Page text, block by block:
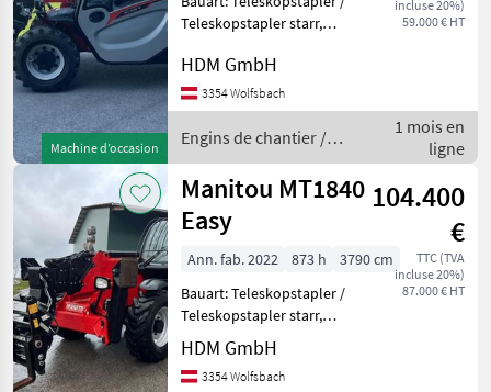
Machine d’occasion
incluse 20%)
59.000 € HT
Teleskopstapler starr,
5850mm, Bauhöhe:
1920mm, Beschreibung: Der
Manitou MT 625 ist ein
vielseitiger Teleskop
HDM GmbH
3354 Wolfsbach
Engins de chantier /
Manitou
1 mois en
ligne
Manitou MT1840
Easy
104.400
€
TTC (TVA
incluse 20%)
87.000 € HT
Ann. fab. 2022 873 h
3790 cm
Bauart: Teleskopstapler /
Teleskopstapler starr,
Tragkraft: 4000kg, Hubhöhe:
17550mm, Bauhöhe:
2500mm, Beschreibung: Der
HDM GmbH
3354 Wolfsbach